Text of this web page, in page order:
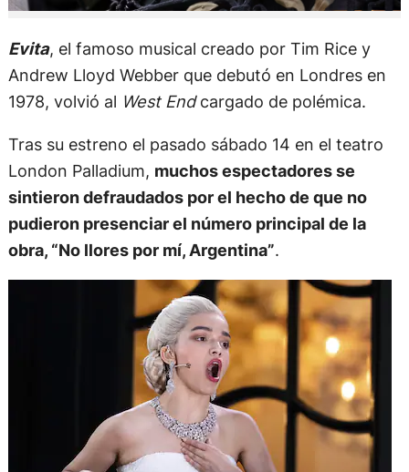
Evita, el famoso musical creado por Tim Rice y
Andrew Lloyd Webber que debutó en Londres en
1978, volvió al West Endcargado de polémica.
Tras su estreno el pasado sábado 14 en el teatro
London Palladium, muchos espectadores se
sintieron defraudados por el hecho de que no
pudieron presenciar el número principal de la
obra, “No llores por mí, Argentina”.